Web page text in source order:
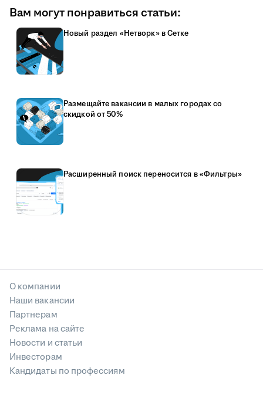
Вам могут понравиться статьи:
Новый раздел «Нетворк» в Сетке
Размещайте вакансии в малых городах со
скидкой от 50%
Расширенный поиск переносится в «Фильтры»
О компании
Наши вакансии
Партнерам
Реклама на сайте
Новости и статьи
Инвесторам
Кандидаты по профессиям